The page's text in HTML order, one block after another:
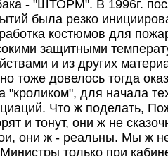
- "ШТОРМ". В 1996г.
была резко
костюмов для
защитными
и из других
тоже довелось тогда
"кроликом", для начала
Что ж поделать,
и тонут, они ж не
они ж - реальны. Мы ж
только при